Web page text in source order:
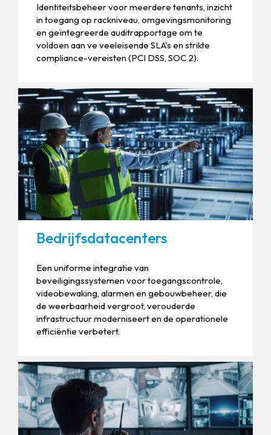
Identiteitsbeheer voor meerdere tenants, inzicht
in toegang op rackniveau, omgevingsmonitoring
en geïntegreerde auditrapportage om te
voldoen aan ve veeleisende SLA's en strikte
compliance-vereisten (PCI DSS, SOC 2).
Bedrijfsdatacenters
Een uniforme integratie van
beveiligingssystemen voor toegangscontrole,
videobewaking, alarmen en gebouwbeheer, die
de weerbaarheid vergroot, verouderde
infrastructuur moderniseert en de operationele
efficiëntie verbetert.